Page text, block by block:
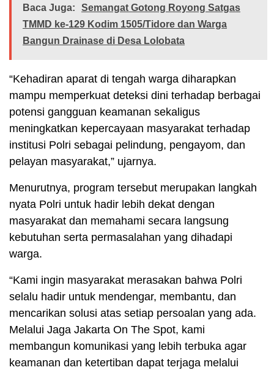
Baca Juga:
Semangat Gotong Royong Satgas
TMMD ke-129 Kodim 1505/Tidore dan Warga
Bangun Drainase di Desa Lolobata
“Kehadiran aparat di tengah warga diharapkan
mampu memperkuat deteksi dini terhadap berbagai
potensi gangguan keamanan sekaligus
meningkatkan kepercayaan masyarakat terhadap
institusi Polri sebagai pelindung, pengayom, dan
pelayan masyarakat,” ujarnya.
Menurutnya, program tersebut merupakan langkah
nyata Polri untuk hadir lebih dekat dengan
masyarakat dan memahami secara langsung
kebutuhan serta permasalahan yang dihadapi
warga.
“Kami ingin masyarakat merasakan bahwa Polri
selalu hadir untuk mendengar, membantu, dan
mencarikan solusi atas setiap persoalan yang ada.
Melalui Jaga Jakarta On The Spot, kami
membangun komunikasi yang lebih terbuka agar
keamanan dan ketertiban dapat terjaga melalui